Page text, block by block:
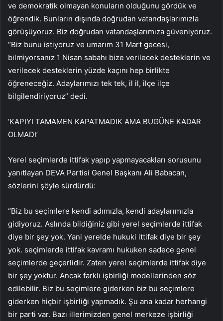
ve demokratik olmayan konuların olduğunu gördük ve
öğrendik. Bunların dışında doğrudan vatandaşlarımızla
görüşüyoruz. Biz doğrudan vatandaşlarımıza güveniyoruz.
“Biz bunu istiyoruz ve umarım 31 Mart gecesi,
bilmiyorsanız 1 Nisan sabahı bize verilecek desteklerin ve
verilecek desteklerin yüzde kaçını hep birlikte
öğreneceğiz. Adaylarımızı tek tek, il il, ilçe ilçe
bilgilendiriyoruz” dedi.
‘KAPIYI TAMAMEN KAPATMADIK AMA BUGÜNE KADAR
OLMADI’
Yerel seçimlerde ittifak yapıp yapmayacakları sorusunu
yanıtlayan DEVA Partisi Genel Başkanı Ali Babacan,
sözlerini şöyle sürdürdü:
“Biz bu seçimlere kendi adımızla, kendi adaylarımızla
gidiyoruz. Aslında bildiğiniz gibi yerel seçimlerde ittifak
diye bir şey yok. Yani yerelde hukuki ittifak diye bir şey
yok. seçimlerde ittifak kavramı hukuken sadece genel
seçimlerde geçerlidir. Zaten yerel seçimlerde ittifak diye
bir şey yoktur. Ancak farklı işbirliği modellerinden söz
edilebilir. Biz bu seçimlere giderken biz bu seçimlere
giderken hiçbir işbirliği yapmadık. Şu ana kadar herhangi
bir parti var. Bazı illerimizden genel merkeze işbirliği